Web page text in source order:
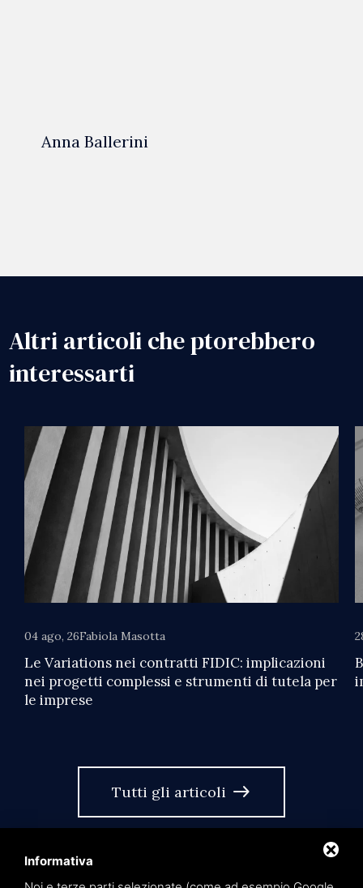
Anna Ballerini
Altri articoli che ptorebbero
interessarti
04 ago, 26Fabiola Masotta
Le Variations nei contratti FIDIC: implicazioni
nei progetti complessi e strumenti di tutela per
le imprese
Tutti gli articoli east
Informativa